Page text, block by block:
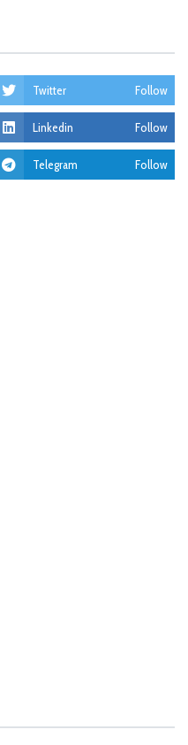
Twitter Follow
Linkedin Follow
Telegram Follow